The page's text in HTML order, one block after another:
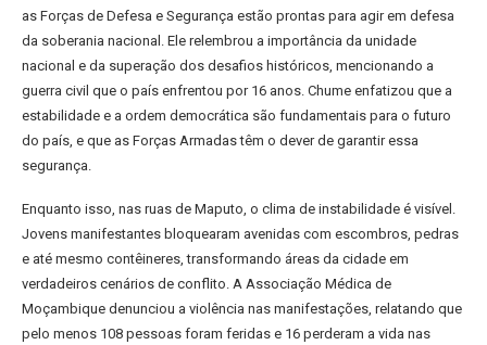
as Forças de Defesa e Segurança estão prontas para agir em defesa
da soberania nacional. Ele relembrou a importância da unidade
nacional e da superação dos desafios históricos, mencionando a
guerra civil que o país enfrentou por 16 anos. Chume enfatizou que a
estabilidade e a ordem democrática são fundamentais para o futuro
do país, e que as Forças Armadas têm o dever de garantir essa
segurança.
Enquanto isso, nas ruas de Maputo, o clima de instabilidade é visível.
Jovens manifestantes bloquearam avenidas com escombros, pedras
e até mesmo contêineres, transformando áreas da cidade em
verdadeiros cenários de conflito. A Associação Médica de
Moçambique denunciou a violência nas manifestações, relatando que
pelo menos 108 pessoas foram feridas e 16 perderam a vida nas